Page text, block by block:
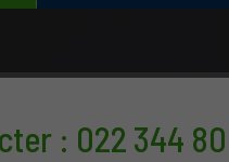
: 022 344